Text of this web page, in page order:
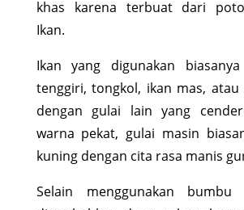
khas karena terbuat dari
Ikan.
Ikan yang digunakan
tenggiri, tongkol, ikan mas, atau
dengan gulai lain yang
warna pekat, gulai masin
kuning dengan cita rasa manis
Selain menggunakan